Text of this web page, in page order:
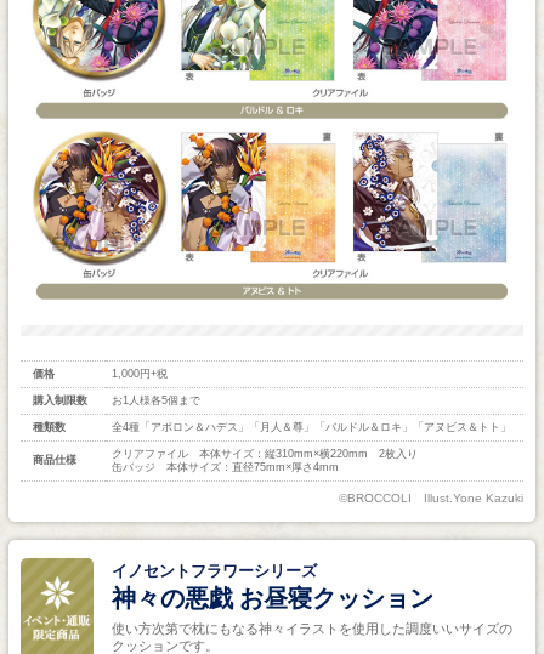
価格 1,000円+税
購入制限数 お1人様各5個まで
種類数 全4種「アポロン＆ハデス」「月人＆尊」「バルドル＆ロキ」「アヌビス＆トト」
商品仕様
クリアファイル 本体サイズ：縦310mm×横220mm 2枚入り
缶バッジ 本体サイズ：直径75mm×厚さ4mm
©BROCCOLI Illust.Yone Kazuki
イノセントフラワーシリーズ
神々の悪戯 お昼寝クッション
使い方次第で枕にもなる神々イラストを使用した調度いいサイズの
クッションです。